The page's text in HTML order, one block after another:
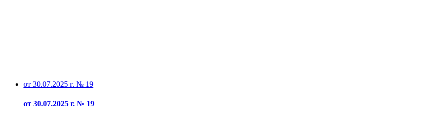
от 30.07.2025 г. № 19
от 30.07.2025 г. № 19